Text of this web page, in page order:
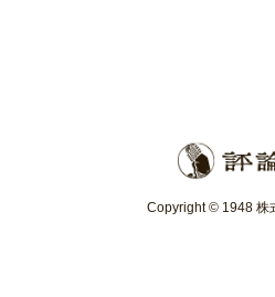
Copyright © 1948 株